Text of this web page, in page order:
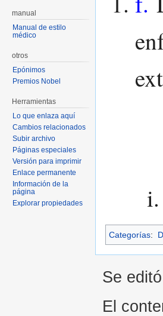
Categorías:
manual
Manual de estilo
médico
otros
Epónimos
Premios Nobel
Herramientas
Lo que enlaza aquí
Cambios relacionados
Subir archivo
Páginas especiales
Versión para imprimir
Enlace permanente
Información de la
página
Explorar propiedades
Se
El